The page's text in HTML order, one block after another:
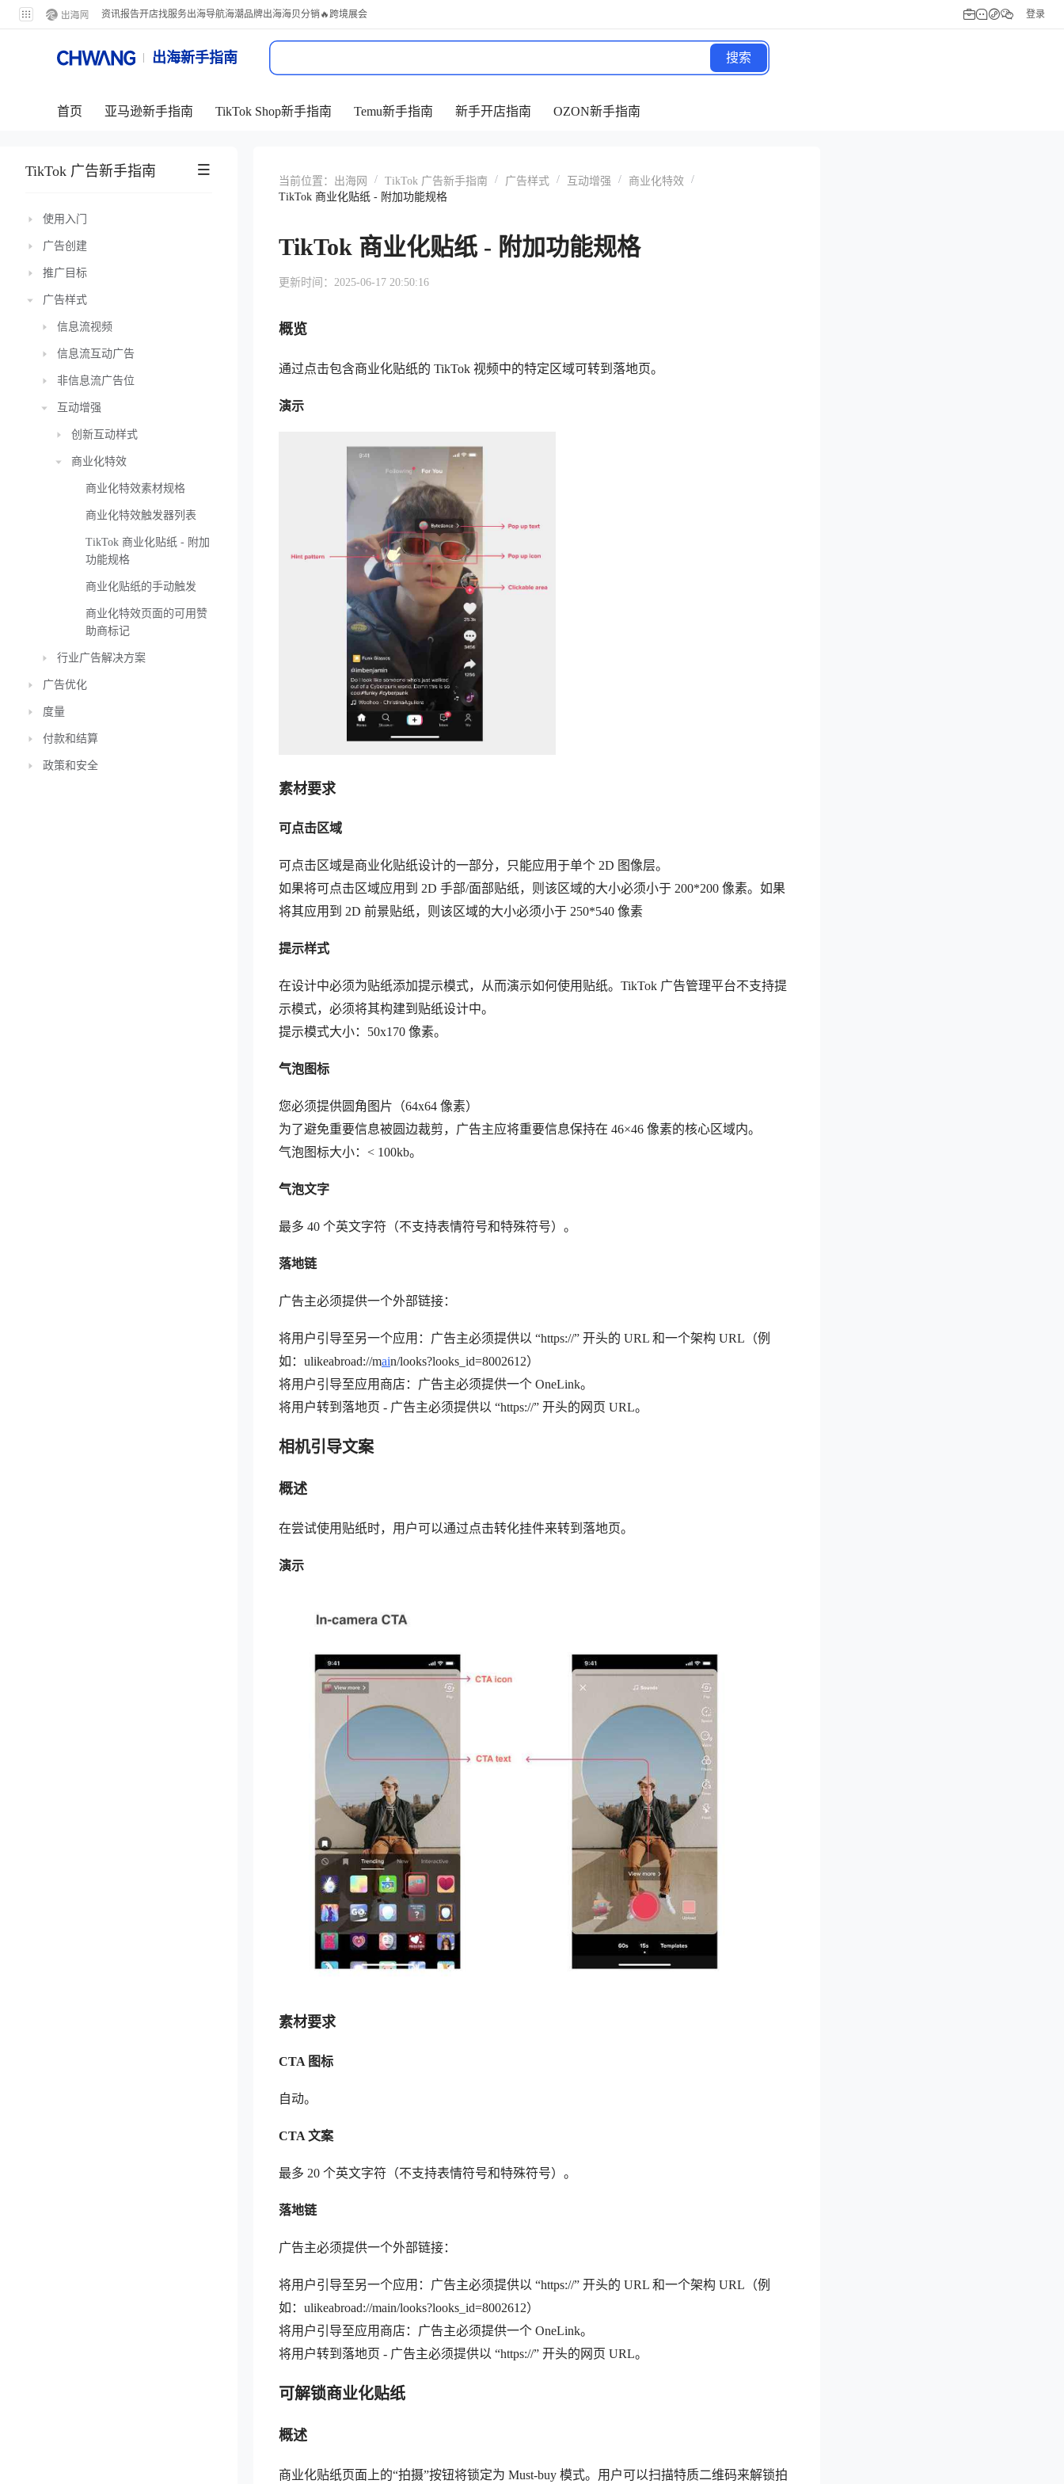
资讯报告开店找服务出海导航海潮品牌出海海贝分销 🔥跨境展会 登录
出海新手指南 搜索
首页 亚马逊新手指南 TikTok Shop新手指南 Temu新手指南 新手开店指南 OZON新手指南
TikTok 广告新手指南
使用入门
广告创建
推广目标
广告样式
信息流视频
信息流互动广告
非信息流广告位
互动增强
创新互动样式
商业化特效
商业化特效素材规格
商业化特效触发器列表
TikTok 商业化贴纸 - 附加
功能规格
商业化贴纸的手动触发
商业化特效页面的可用赞
助商标记
行业广告解决方案
广告优化
度量
付款和结算
政策和安全
当前位置： 出海网 / TikTok 广告新手指南 / 广告样式 / 互动增强 / 商业化特效 /
TikTok 商业化贴纸 - 附加功能规格
TikTok 商业化贴纸 - 附加功能规格
更新时间：2025-06-17 20:50:16
概览
通过点击包含商业化贴纸的 TikTok 视频中的特定区域可转到落地页。
演示
素材要求
可点击区域
可点击区域是商业化贴纸设计的一部分，只能应用于单个 2D 图像层。
如果将可点击区域应用到 2D 手部/面部贴纸，则该区域的大小必须小于 200*200 像素。如果
将其应用到 2D 前景贴纸，则该区域的大小必须小于 250*540 像素
提示样式
在设计中必须为贴纸添加提示模式，从而演示如何使用贴纸。TikTok 广告管理平台不支持提
示模式，必须将其构建到贴纸设计中。
提示模式大小：50x170 像素。
气泡图标
您必须提供圆角图片（64x64 像素）
为了避免重要信息被圆边裁剪，广告主应将重要信息保持在 46×46 像素的核心区域内。
气泡图标大小：< 100kb。
气泡文字
最多 40 个英文字符（不支持表情符号和特殊符号）。
落地链
广告主必须提供一个外部链接：
将用户引导至另一个应用：广告主必须提供以 “https://” 开头的 URL 和一个架构 URL（例
如：ulikeabroad://main/looks?looks_id=8002612）
将用户引导至应用商店：广告主必须提供一个 OneLink。
将用户转到落地页 - 广告主必须提供以 “https://” 开头的网页 URL。
相机引导文案
概述
在尝试使用贴纸时，用户可以通过点击转化挂件来转到落地页。
演示
素材要求
CTA 图标
自动。
CTA 文案
最多 20 个英文字符（不支持表情符号和特殊符号）。
落地链
广告主必须提供一个外部链接：
将用户引导至另一个应用：广告主必须提供以 “https://” 开头的 URL 和一个架构 URL（例
如：ulikeabroad://main/looks?looks_id=8002612）
将用户引导至应用商店：广告主必须提供一个 OneLink。
将用户转到落地页 - 广告主必须提供以 “https://” 开头的网页 URL。
可解锁商业化贴纸
概述
商业化贴纸页面上的“拍摄”按钮将锁定为 Must-buy 模式。用户可以扫描特质二维码来解锁拍